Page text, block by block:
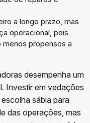
a longo prazo, mas
operacional, pois
propensos a
desempenha um
Investir em vedações
sábia para
das operações, mas